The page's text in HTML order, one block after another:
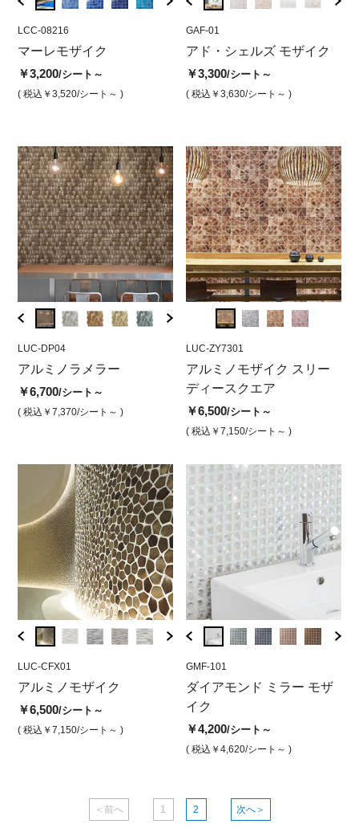
LCC-08216
マーレモザイク
￥3,200/シート～
( 税込￥3,520/シート～ )
LCC-08216
マーレモザイク カリブ ア
クアインディゴ
￥3,200/シート
GCF-02
アド・シェルズ モザイク
ベージュ 目地なし
￥5,100/シート
GAF-01
アド・シェルズ モザイク
￥3,300/シート～
( 税込￥3,630/シート～ )
LUC-DP04
アルミノラメラー
￥6,700/シート～
( 税込￥7,370/シート～ )
LUC-DP04
アルミノ ラメラー シルバ
￥6,700/シート
( 税込￥7,370/シート )
アル
LUC-ZY7306
アルミノ モザイク 3D スク
エアー ローズ
￥6,500/シート
LUC-ZY7301
アルミノモザイク スリー
ディースクエア
￥6,500/シート～
( 税込￥7,150/シート～ )
LUC-CFX01
アルミノモザイク
￥6,500/シート～
( 税込￥7,150/シート～ )
LUCC-1805
アルミノモザイク ボーダ
ーゴールド
￥5,000/シート
( 税込￥5,500/シート )
アル
GMF-105
ダイアモンド ミラー モザ
イク ゴールド
￥4,200/シート
GMF-101
ダイアモンド ミラー モザ
イク
￥4,200/シート～
( 税込￥4,620/シート～ )
＜前へ 1 2 次へ＞